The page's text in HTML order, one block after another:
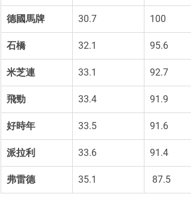
德國馬牌 30.7 100
石橋 32.1 95.6
米芝連 33.1 92.7
飛勁 33.4 91.9
好時年 33.5 91.6
派拉利 33.6 91.4
弗雷德 35.1 87.5